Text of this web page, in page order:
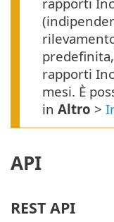
rapporti
mesi. È
in Altro >
API
REST API